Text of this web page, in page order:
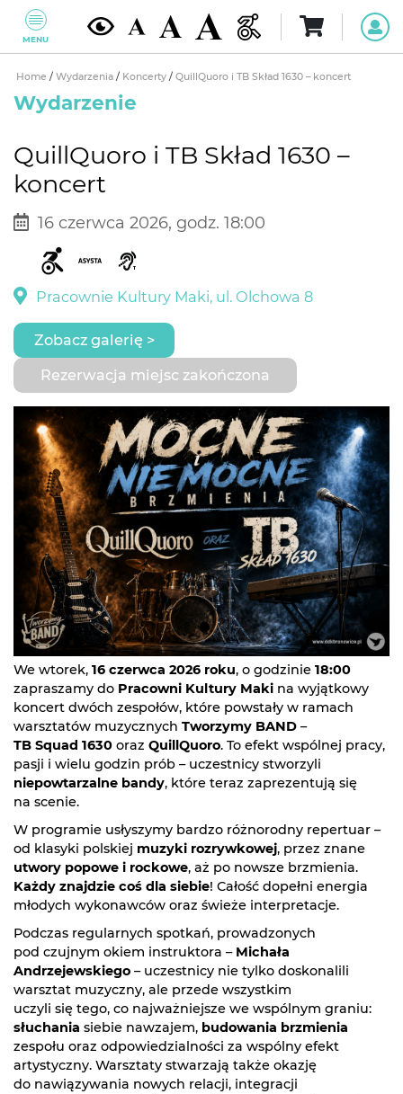
MENU
Home / Wydarzenia / Koncerty / QuillQuoro i TB Skład 1630 – koncert
Wydarzenie
QuillQuoro i TB Skład 1630 –
koncert
16 czerwca 2026, godz. 18:00
Pracownie Kultury Maki, ul. Olchowa 8
Zobacz galerię >
Rezerwacja miejsc zakończona
We wtorek, 16 czerwca 2026 roku, o godzinie 18:00
zapraszamy do Pracowni Kultury Maki na wyjątkowy
koncert dwóch zespołów, które powstały w ramach
warsztatów muzycznych Tworzymy BAND –
TB Squad 1630 oraz QuillQuoro. To efekt wspólnej pracy,
pasji i wielu godzin prób – uczestnicy stworzyli
niepowtarzalne bandy, które teraz zaprezentują się
na scenie.
W programie usłyszymy bardzo różnorodny repertuar –
od klasyki polskiej muzyki rozrywkowej, przez znane
utwory popowe i rockowe, aż po nowsze brzmienia.
Każdy znajdzie coś dla siebie! Całość dopełni energia
młodych wykonawców oraz świeże interpretacje.
Podczas regularnych spotkań, prowadzonych
pod czujnym okiem instruktora – Michała
Andrzejewskiego – uczestnicy nie tylko doskonalili
warsztat muzyczny, ale przede wszystkim
uczyli się tego, co najważniejsze we wspólnym graniu:
słuchania siebie nawzajem, budowania brzmienia
zespołu oraz odpowiedzialności za wspólny efekt
artystyczny. Warsztaty stwarzają także okazję
do nawiązywania nowych relacji, integracji